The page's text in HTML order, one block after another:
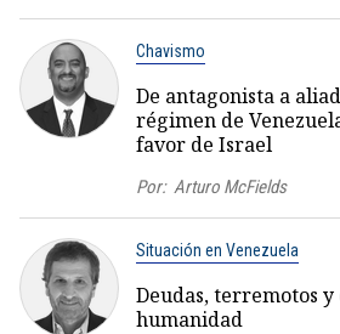
Chavismo
De antagonista a
régimen de
favor de Israel
Por: Arturo McFields
Situación en Venezuela
Deudas, terremotos
humanidad